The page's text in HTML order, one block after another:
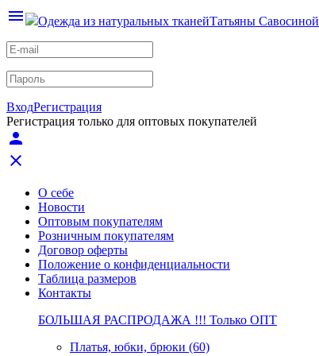
menu Одежда из натуральных тканейТатьяны Савосиной
ВходРегистрация
Регистрация только для оптовых покупателей
person
close
О себе
Новости
Оптовым покупателям
Розничным покупателям
Договор оферты
Положение о конфиденциальности
Таблица размеров
Контакты
БОЛЬШАЯ РАСПРОДАЖА !!! Только ОПТ
Платья, юбки, брюки (60)